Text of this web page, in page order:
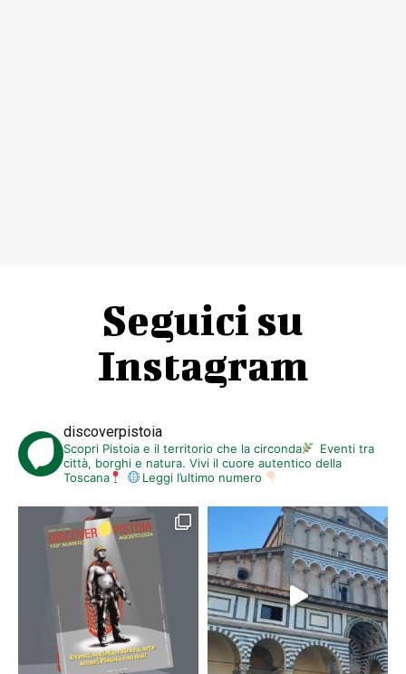
Seguici su
Instagram
discoverpistoia
Scopri Pistoia e il territorio che la circonda
Eventi tra
città, borghi e natura. Vivi il cuore autentico della
Toscana
Leggi l’ultimo numero